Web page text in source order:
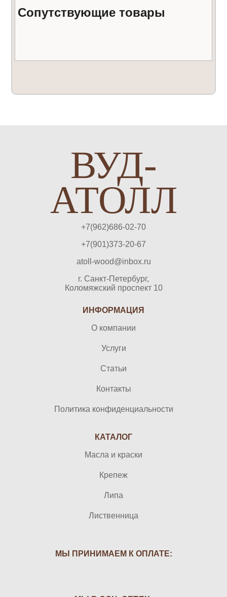
Сопутствующие товары
ВУД-
АТОЛЛ
+7(962)686-02-70
+7(901)373-20-67
atoll-wood@inbox.ru
г. Санкт-Петербург,
Коломяжский проспект 10
ИНФОРМАЦИЯ
О компании
Услуги
Статьи
Контакты
Политика конфиденциальности
КАТАЛОГ
Масла и краски
Крепеж
Липа
Лиственница
МЫ ПРИНИМАЕМ К ОПЛАТЕ: